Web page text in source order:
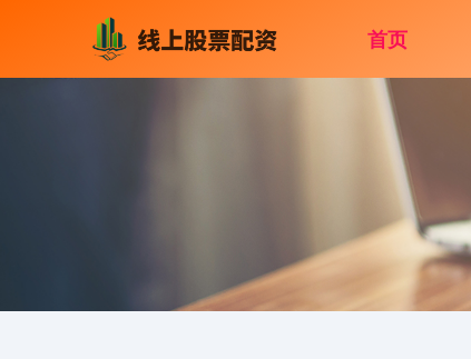
首页